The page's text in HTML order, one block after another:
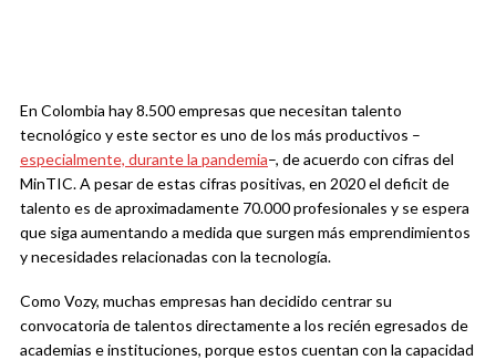
En Colombia hay 8.500 empresas que necesitan talento
tecnológico y este sector es uno de los más productivos –
especialmente, durante la pandemia–, de acuerdo con cifras del
MinTIC. A pesar de estas cifras positivas, en 2020 el deficit de
talento es de aproximadamente 70.000 profesionales y se espera
que siga aumentando a medida que surgen más emprendimientos
y necesidades relacionadas con la tecnología.
Como Vozy, muchas empresas han decidido centrar su
convocatoria de talentos directamente a los recién egresados de
academias e instituciones, porque estos cuentan con la capacidad